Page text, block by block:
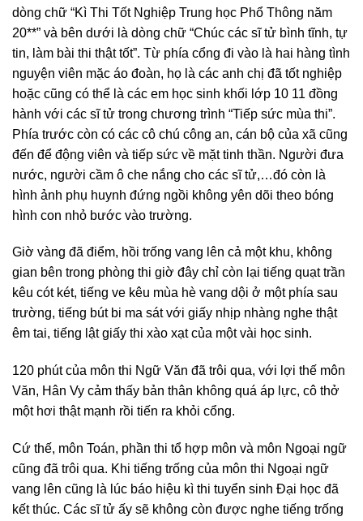
dòng chữ “Kì Thi Tốt Nghiệp Trung học Phổ Thông năm
20**” và bên dưới là dòng chữ “Chúc các sĩ tử bình tĩnh, tự
tin, làm bài thi thật tốt”. Từ phía cổng đi vào là hai hàng tình
nguyện viên mặc áo đoàn, họ là các anh chị đã tốt nghiệp
hoặc cũng có thể là các em học sinh khối lớp 10 11 đồng
hành với các sĩ tử trong chương trình “Tiếp sức mùa thi”.
Phía trước còn có các cô chú công an, cán bộ của xã cũng
đến để động viên và tiếp sức về mặt tinh thần. Người đưa
nước, người cầm ô che nắng cho các sĩ tử,…đó còn là
hình ảnh phụ huynh đứng ngồi không yên dõi theo bóng
hình con nhỏ bước vào trường.
Giờ vàng đã điểm, hồi trống vang lên cả một khu, không
gian bên trong phòng thi giờ đây chỉ còn lại tiếng quạt trần
kêu cót két, tiếng ve kêu mùa hè vang dội ở một phía sau
trường, tiếng bút bi ma sát với giấy nhịp nhàng nghe thật
êm tai, tiếng lật giấy thi xào xạt của một vài học sinh.
120 phút của môn thi Ngữ Văn đã trôi qua, với lợi thế môn
Văn, Hân Vy cảm thấy bản thân không quá áp lực, cô thở
một hơi thật mạnh rồi tiến ra khỏi cổng.
Cứ thế, môn Toán, phần thi tổ hợp môn và môn Ngoại ngữ
cũng đã trôi qua. Khi tiếng trống của môn thi Ngoại ngữ
vang lên cũng là lúc báo hiệu kì thi tuyển sinh Đại học đã
kết thúc. Các sĩ tử ấy sẽ không còn được nghe tiếng trống